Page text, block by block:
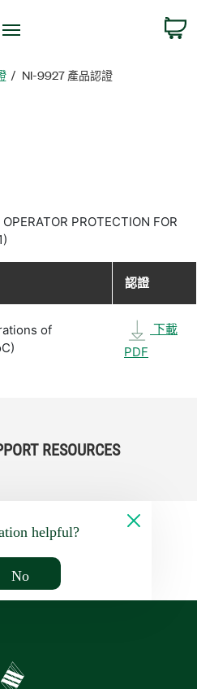
NI-9927 產品認證
PROTECTION FOR
認證
of
下載
PDF
RESOURCES
helpful?
No